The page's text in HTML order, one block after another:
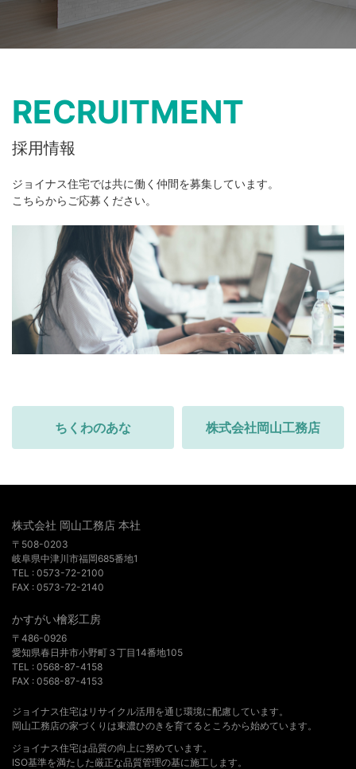
RECRUITMENT
採用情報
ジョイナス住宅では共に働く仲間を募集しています。
こちらからご応募ください。
ちくわのあな 株式会社岡山工務店
株式会社 岡山工務店 本社
〒508-0203
岐阜県中津川市福岡685番地1
TEL : 0573-72-2100
FAX : 0573-72-2140
かすがい檜彩工房
〒486-0926
愛知県春日井市小野町３丁目14番地105
TEL : 0568-87-4158
FAX : 0568-87-4153
ジョイナス住宅はリサイクル活用を通じ環境に配慮しています。
岡山工務店の家づくりは東濃ひのきを育てるところから始めています。
ジョイナス住宅は品質の向上に努めています。
ISO基準を満たした厳正な品質管理の基に施工します。